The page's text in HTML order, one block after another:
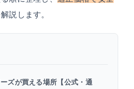
説します。
ズが買える場所【公式・通